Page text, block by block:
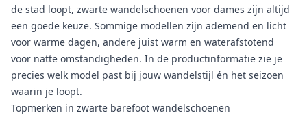
de stad loopt, zwarte wandelschoenen voor dames zijn altijd
een goede keuze. Sommige modellen zijn ademend en licht
voor warme dagen, andere juist warm en waterafstotend
voor natte omstandigheden. In de productinformatie zie je
precies welk model past bij jouw wandelstijl én het seizoen
waarin je loopt.
Topmerken in zwarte barefoot wandelschoenen